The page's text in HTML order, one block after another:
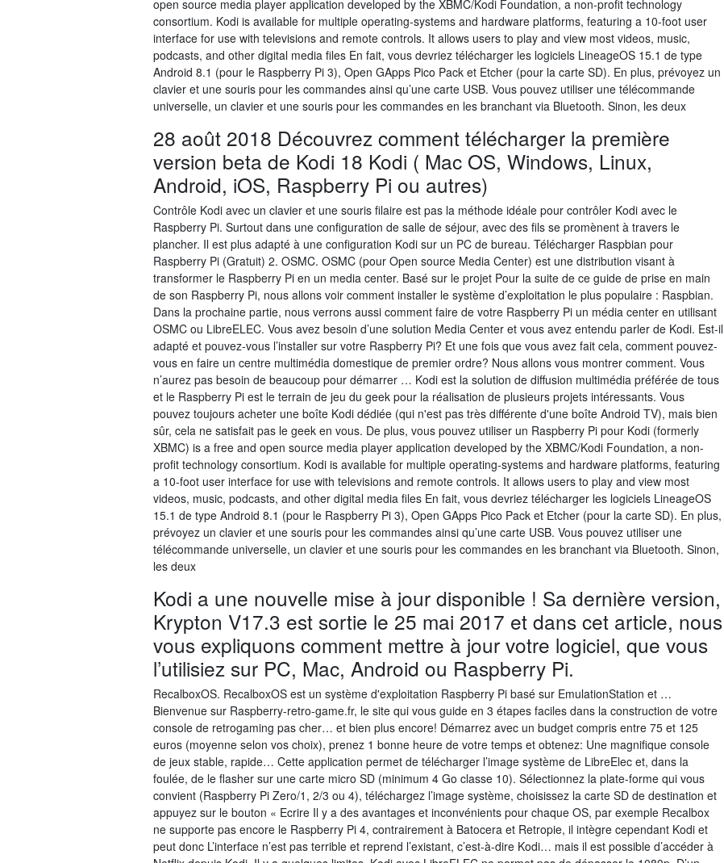
open source media player application developed by the XBMC/Kodi Foundation, a non-profit technology
consortium. Kodi is available for multiple operating-systems and hardware platforms, featuring a 10-foot user
interface for use with televisions and remote controls. It allows users to play and view most videos, music,
podcasts, and other digital media files En fait, vous devriez télécharger les logiciels LineageOS 15.1 de type
Android 8.1 (pour le Raspberry Pi 3), Open GApps Pico Pack et Etcher (pour la carte SD). En plus, prévoyez un
clavier et une souris pour les commandes ainsi qu’une carte USB. Vous pouvez utiliser une télécommande
universelle, un clavier et une souris pour les commandes en les branchant via Bluetooth. Sinon, les deux
28 août 2018 Découvrez comment télécharger la première
version beta de Kodi 18 Kodi ( Mac OS, Windows, Linux,
Android, iOS, Raspberry Pi ou autres)
Contrôle Kodi avec un clavier et une souris filaire est pas la méthode idéale pour contrôler Kodi avec le
Raspberry Pi. Surtout dans une configuration de salle de séjour, avec des fils se promènent à travers le
plancher. Il est plus adapté à une configuration Kodi sur un PC de bureau. Télécharger Raspbian pour
Raspberry Pi (Gratuit) 2. OSMC. OSMC (pour Open source Media Center) est une distribution visant à
transformer le Raspberry Pi en un media center. Basé sur le projet Pour la suite de ce guide de prise en main
de son Raspberry Pi, nous allons voir comment installer le système d’exploitation le plus populaire : Raspbian.
Dans la prochaine partie, nous verrons aussi comment faire de votre Raspberry Pi un média center en utilisant
OSMC ou LibreELEC. Vous avez besoin d’une solution Media Center et vous avez entendu parler de Kodi. Est-il
adapté et pouvez-vous l’installer sur votre Raspberry Pi? Et une fois que vous avez fait cela, comment pouvez-
vous en faire un centre multimédia domestique de premier ordre? Nous allons vous montrer comment. Vous
n’aurez pas besoin de beaucoup pour démarrer … Kodi est la solution de diffusion multimédia préférée de tous
et le Raspberry Pi est le terrain de jeu du geek pour la réalisation de plusieurs projets intéressants. Vous
pouvez toujours acheter une boîte Kodi dédiée (qui n'est pas très différente d'une boîte Android TV), mais bien
sûr, cela ne satisfait pas le geek en vous. De plus, vous pouvez utiliser un Raspberry Pi pour Kodi (formerly
XBMC) is a free and open source media player application developed by the XBMC/Kodi Foundation, a non-
profit technology consortium. Kodi is available for multiple operating-systems and hardware platforms, featuring
a 10-foot user interface for use with televisions and remote controls. It allows users to play and view most
videos, music, podcasts, and other digital media files En fait, vous devriez télécharger les logiciels LineageOS
15.1 de type Android 8.1 (pour le Raspberry Pi 3), Open GApps Pico Pack et Etcher (pour la carte SD). En plus,
prévoyez un clavier et une souris pour les commandes ainsi qu’une carte USB. Vous pouvez utiliser une
télécommande universelle, un clavier et une souris pour les commandes en les branchant via Bluetooth. Sinon,
les deux
Kodi a une nouvelle mise à jour disponible ! Sa dernière version,
Krypton V17.3 est sortie le 25 mai 2017 et dans cet article, nous
vous expliquons comment mettre à jour votre logiciel, que vous
l’utilisiez sur PC, Mac, Android ou Raspberry Pi.
RecalboxOS. RecalboxOS est un système d'exploitation Raspberry Pi basé sur EmulationStation et …
Bienvenue sur Raspberry-retro-game.fr, le site qui vous guide en 3 étapes faciles dans la construction de votre
console de retrogaming pas cher… et bien plus encore! Démarrez avec un budget compris entre 75 et 125
euros (moyenne selon vos choix), prenez 1 bonne heure de votre temps et obtenez: Une magnifique console
de jeux stable, rapide… Cette application permet de télécharger l’image système de LibreElec et, dans la
foulée, de le flasher sur une carte micro SD (minimum 4 Go classe 10). Sélectionnez la plate-forme qui vous
convient (Raspberry Pi Zero/1, 2/3 ou 4), téléchargez l’image système, choisissez la carte SD de destination et
appuyez sur le bouton « Ecrire Il y a des avantages et inconvénients pour chaque OS, par exemple Recalbox
ne supporte pas encore le Raspberry Pi 4, contrairement à Batocera et Retropie, il intègre cependant Kodi et
peut donc L’interface n’est pas terrible et reprend l’existant, c’est-à-dire Kodi… mais il est possible d’accéder à